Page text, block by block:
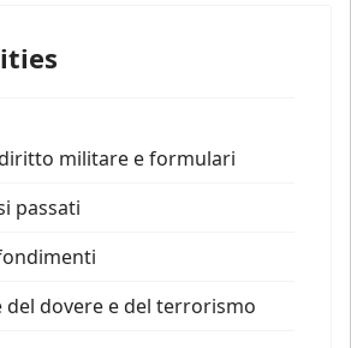
militare e formulari
passati
del dovere e del terrorismo